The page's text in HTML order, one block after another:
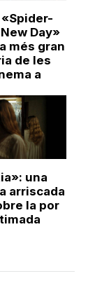
Day»
més gran
de les
a
una
arriscada
la por